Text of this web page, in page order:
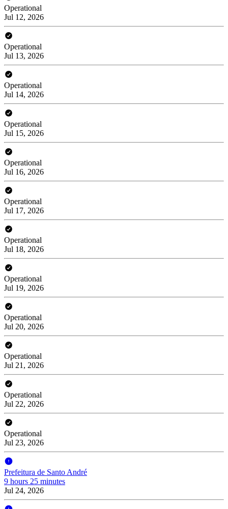
Operational
Jul 12, 2026
Operational
Jul 13, 2026
Operational
Jul 14, 2026
Operational
Jul 15, 2026
Operational
Jul 16, 2026
Operational
Jul 17, 2026
Operational
Jul 18, 2026
Operational
Jul 19, 2026
Operational
Jul 20, 2026
Operational
Jul 21, 2026
Operational
Jul 22, 2026
Operational
Jul 23, 2026
Prefeitura de Santo André
9 hours 25 minutes
Jul 24, 2026